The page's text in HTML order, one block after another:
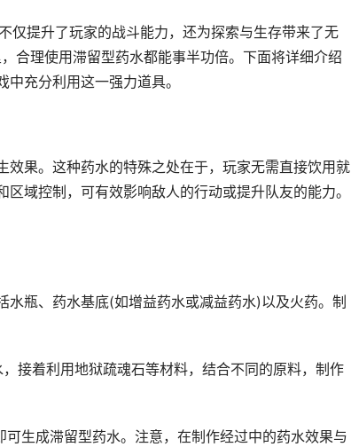
仅提升了玩家的战斗能力，还为探索与生存带来了无
合理使用滞留型药水都能事半功倍。下面将详细介绍
充分利用这一强力道具。
果。这种药水的特殊之处在于，玩家无需直接饮用就
域控制，可有效影响敌人的行动或提升队友的能力。
瓶、药水基底(如增益药水或减益药水)以及火药。制
接着利用地狱疏魂石等材料，结合不同的原料，制作
生成滞留型药水。注意，在制作经过中的药水效果与